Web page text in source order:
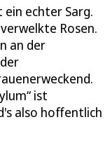
ein echter Sarg.
Rosen.
an der
ist
also hoffentlich